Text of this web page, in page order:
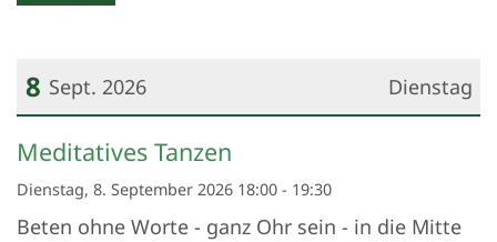
Dienstag
8 Sept. 2026
Datum: 8. September 2026
Meditatives Tanzen
Dienstag, 8. September 2026 18:00 - 19:30
Beten ohne Worte - ganz Ohr sein - in die Mitte